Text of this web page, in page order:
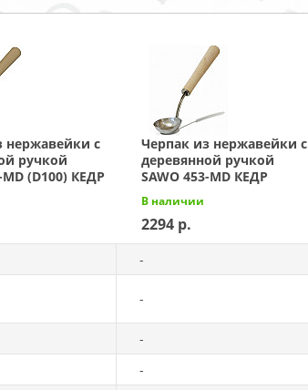
нержавейки с
ручкой
МD (D100) КЕДР
Черпак из нержавейки с
деревянной ручкой
SAWO 453-MD КЕДР
В наличии
2294
-
-
-
-